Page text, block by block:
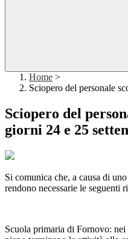
Home >
Sciopero del personale
Sciopero del
giorni 24 e 25
Si comunica che, a causa di
rendono necessarie le seguenti
Scuola primaria di Fornovo: